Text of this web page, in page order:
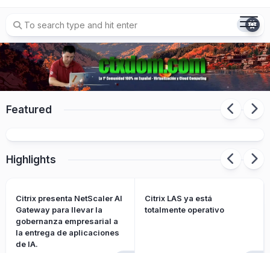
content
Featured
Detectado fallo de seguridad afectacion a
NetScaler “HTTP/2 Bomb” denial-of-service
Highlights
Citrix presenta NetScaler AI
Gateway para llevar la
gobernanza empresarial a
la entrega de aplicaciones
de IA.
Citrix LAS ya está
totalmente operativo